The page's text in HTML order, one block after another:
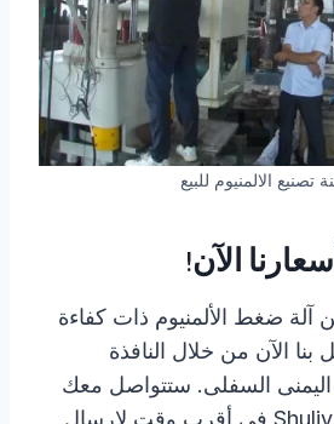
تصنيع الالمنيوم للبيع
الآن!
ضغط الألمنيوم ذات كفاءة
بنا الآن من خلال النافذة
اليمنى السفلى. ستتواصل معك
شركة Shuliy Machinery في أقرب وقت لإرسال